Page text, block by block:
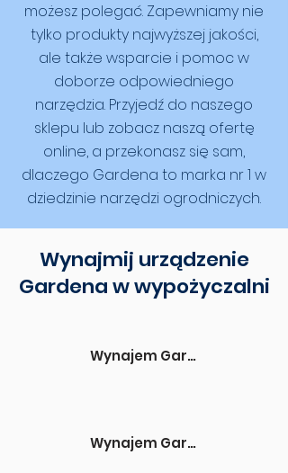
możesz polegać. Zapewniamy nie
tylko produkty najwyższej jakości,
ale także wsparcie i pomoc w
doborze odpowiedniego
narzędzia. Przyjedź do naszego
sklepu lub zobacz naszą ofertę
online, a przekonasz się sam,
dlaczego Gardena to marka nr 1 w
dziedzinie narzędzi ogrodniczych.
Wynajmij urządzenie
Gardena w wypożyczalni
Wynajem Gardena Skórcz
Wynajem Gardena Zblewo